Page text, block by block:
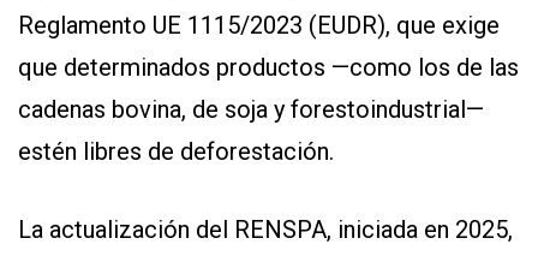
Reglamento UE 1115/2023 (EUDR), que exige
que determinados productos —como los de las
cadenas bovina, de soja y forestoindustrial—
estén libres de deforestación.
La actualización del RENSPA, iniciada en 2025,